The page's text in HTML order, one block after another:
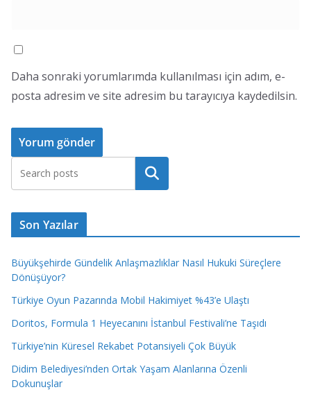
Daha sonraki yorumlarımda kullanılması için adım, e-
posta adresim ve site adresim bu tarayıcıya kaydedilsin.
Ara
Son Yazılar
Büyükşehirde Gündelik Anlaşmazlıklar Nasıl Hukuki Süreçlere
Dönüşüyor?
Türkiye Oyun Pazarında Mobil Hakimiyet %43’e Ulaştı
Doritos, Formula 1 Heyecanını İstanbul Festivali’ne Taşıdı
Türkiye’nin Küresel Rekabet Potansiyeli Çok Büyük
Didim Belediyesi’nden Ortak Yaşam Alanlarına Özenli
Dokunuşlar